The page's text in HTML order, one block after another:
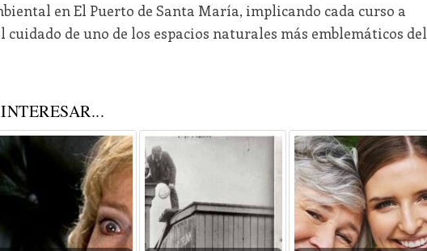
en El Puerto de Santa María, implicando cada curso a
cuidado de uno de los espacios naturales más emblemáticos del